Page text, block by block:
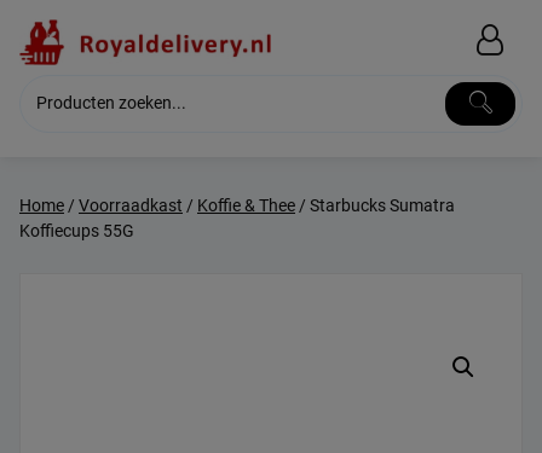
content
Home/ Voorraadkast / Koffie & Thee/ Starbucks Sumatra
Koffiecups 55G